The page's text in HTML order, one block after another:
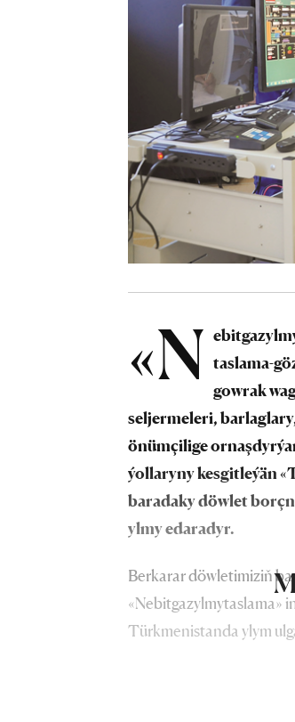
«N taslama-
gowrak
seljermeleri,
önümçilige
ýollaryny kesgitleýän
baradaky döwlet
ylmy edaradyr.
Berkarar döwletimiziň
«Nebitgazylmytaslama»
Türkmenistanda ylym
buýsanç bilen goldap,
durýan wezipeleri